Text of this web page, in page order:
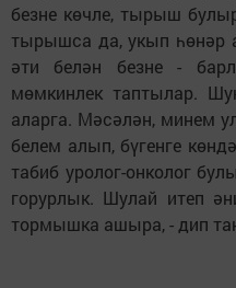
безне көчле, тырыш
тырышса да, укып һөнәр
әти белән безне -
мөмкинлек таптылар.
аларга. Мәсәлән, минем
белем алып, бүгенге
табиб уролог-онколог
горурлык. Шулай итеп
тормышка ашыра, - дип